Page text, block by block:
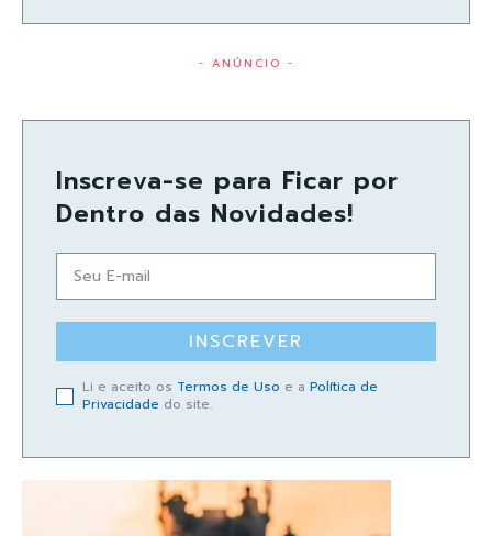
- ANÚNCIO -
Inscreva-se para Ficar por
Dentro das Novidades!
INSCREVER
Li e aceito os Termos de Uso e a Política de
Privacidade do site.